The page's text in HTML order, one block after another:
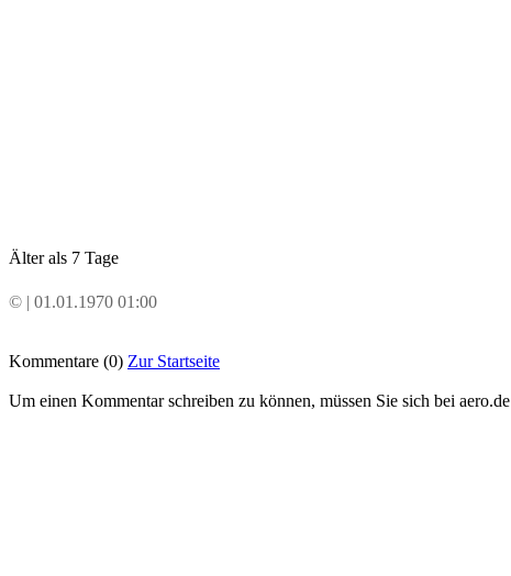
Älter als 7 Tage
© | 01.01.1970 01:00
Kommentare (0) Zur Startseite
Um einen Kommentar schreiben zu können, müssen Sie sich bei aero.de